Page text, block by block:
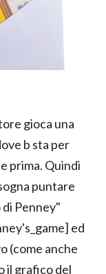
gioca una
b sta per
prima. Quindi
puntare
di Penney"
ed
(come anche
il grafico del